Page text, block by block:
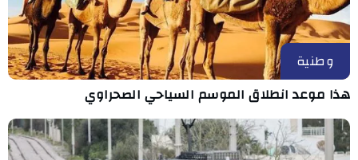
وطنية
هذا موعد انطلاق الموسم السياحي الصحراوي